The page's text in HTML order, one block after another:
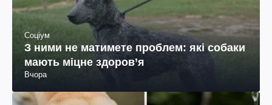
Соціум
З ними не матимете проблем: які собаки
мають міцне здоров’я
Вчора